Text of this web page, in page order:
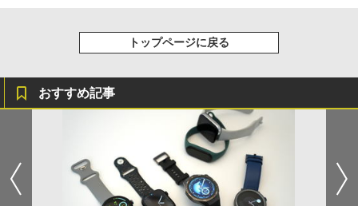
トップページに戻る
おすすめ記事